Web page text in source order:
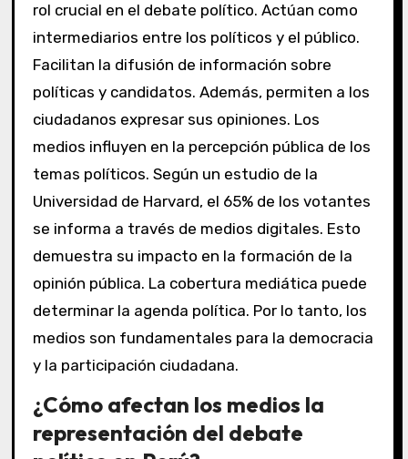
rol crucial en el debate político. Actúan como
intermediarios entre los políticos y el público.
Facilitan la difusión de información sobre
políticas y candidatos. Además, permiten a los
ciudadanos expresar sus opiniones. Los
medios influyen en la percepción pública de los
temas políticos. Según un estudio de la
Universidad de Harvard, el 65% de los votantes
se informa a través de medios digitales. Esto
demuestra su impacto en la formación de la
opinión pública. La cobertura mediática puede
determinar la agenda política. Por lo tanto, los
medios son fundamentales para la democracia
y la participación ciudadana.
¿Cómo afectan los medios la
representación del debate